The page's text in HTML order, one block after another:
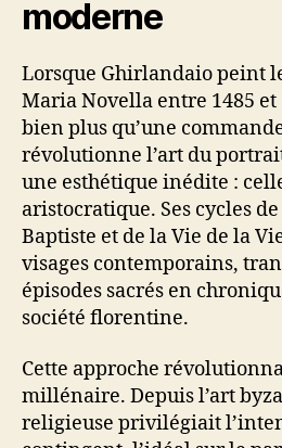
moderne
Lorsque Ghirlandaio peint
Maria Novella entre 1485
bien plus qu’une
révolutionne l’art du
une esthétique inédite :
aristocratique. Ses cycles
Baptiste et de la Vie de la
visages contemporains,
épisodes sacrés en
société florentine.
Cette approche
millénaire. Depuis l’art
religieuse privilégiait